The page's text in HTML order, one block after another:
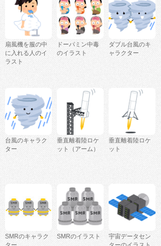
扇風機を服の中
に入れる人のイ
ラスト
ドーパミン中毒
のイラスト
ダブル台風のキ
ャラクター
台風のキャラク
ター
垂直離着陸ロケ
ット（アーム）
垂直離着陸ロケ
ット
SMRのキャラク
SMRのイラスト
宇宙データセン